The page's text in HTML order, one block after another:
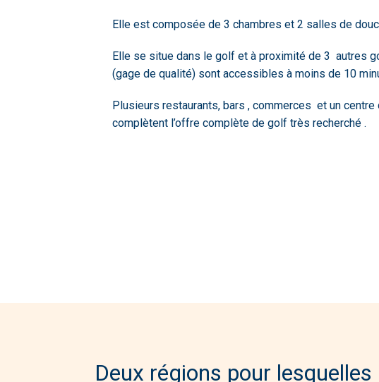
Elle est composée de 3 chambres et 2 salles de
Elle se situe dans le golf et à proximité de 3 autres
(gage de qualité) sont accessibles à moins de 10
Plusieurs restaurants, bars , commerces et un
complètent l’offre complète de golf très recherché .
Deux régions pour